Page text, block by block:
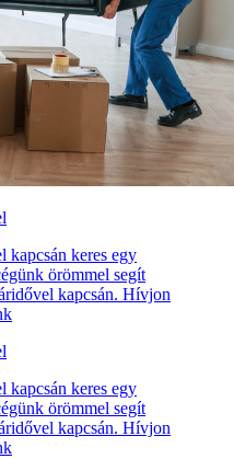
kapcsán keres egy
örömmel segít
kapcsán. Hívjon
kapcsán keres egy
örömmel segít
kapcsán. Hívjon